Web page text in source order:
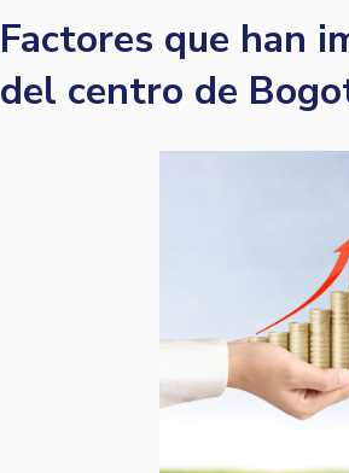
Factores que han
del centro de